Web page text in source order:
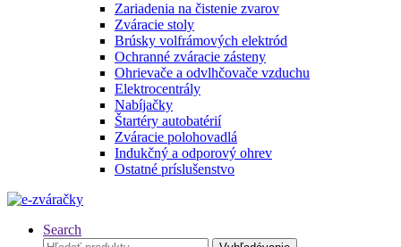
Zariadenia na čistenie zvarov
Zváracie stoly
Brúsky volfrámových elektród
Ochranné zváracie zásteny
Ohrievače a odvlhčovače vzduchu
Elektrocentrály
Nabíjačky
Štartéry autobatérií
Zváracie polohovadlá
Indukčný a odporový ohrev
Ostatné príslušenstvo
Search